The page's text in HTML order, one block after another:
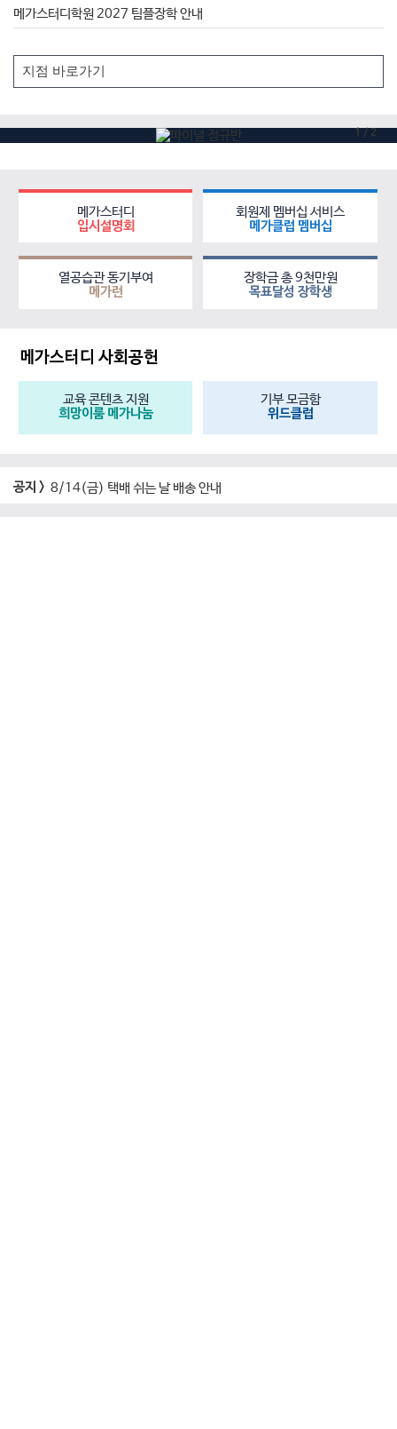
메가스터디학원 2027 팀플장학 안내
1 / 2
메가스터디
입시설명회
회원제 멤버십 서비스
메가클럽 멤버십
열공습관 동기부여
메가런
장학금 총 9천만원
목표달성 장학생
메가스터디 사회공헌
교육 콘텐츠 지원
희망이룸 메가나눔
기부 모금함
위드클럽
공지 > 8/14(금) 택배 쉬는 날 배송 안내